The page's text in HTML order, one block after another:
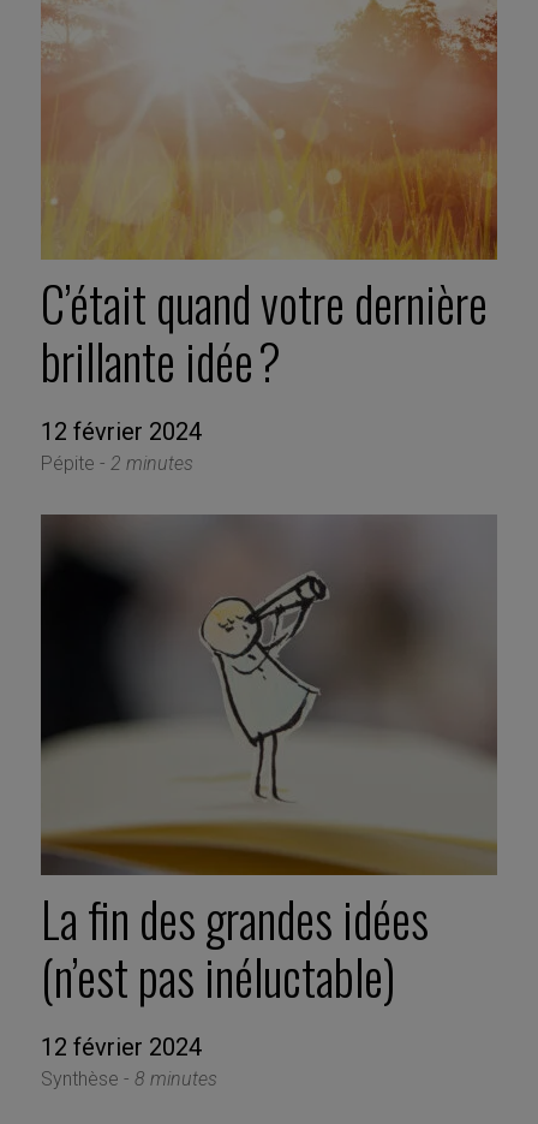
C’était quand votre dernière
brillante idée ?
12 février 2024
Pépite - 2 minutes
La fin des grandes idées
(n’est pas inéluctable)
12 février 2024
Synthèse - 8 minutes